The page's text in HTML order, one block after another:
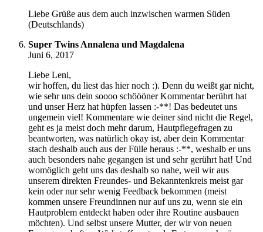
Liebe Grüße aus dem auch inzwischen warmen Süden
(Deutschlands)
Super Twins Annalena und Magdalena
Juni 6, 2017
Liebe Leni,
wir hoffen, du liest das hier noch :). Denn du weißt gar nicht,
wie sehr uns dein soooo schöööner Kommentar berührt hat
und unser Herz hat hüpfen lassen :-**! Das bedeutet uns
ungemein viel! Kommentare wie deiner sind nicht die Regel,
geht es ja meist doch mehr darum, Hautpflegefragen zu
beantworten, was natürlich okay ist, aber dein Kommentar
stach deshalb auch aus der Fülle heraus :-**, weshalb er uns
auch besonders nahe gegangen ist und sehr gerührt hat! Und
womöglich geht uns das deshalb so nahe, weil wir aus
unserem direkten Freundes- und Bekanntenkreis meist gar
kein oder nur sehr wenig Feedback bekommen (meist
kommen unsere Freundinnen nur auf uns zu, wenn sie ein
Hautproblem entdeckt haben oder ihre Routine ausbauen
möchten). Und selbst unsere Mutter, der wir von neuen